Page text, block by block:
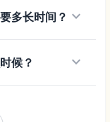
多长时间？ keyboard_arrow_down
候？ keyboard_arrow_down